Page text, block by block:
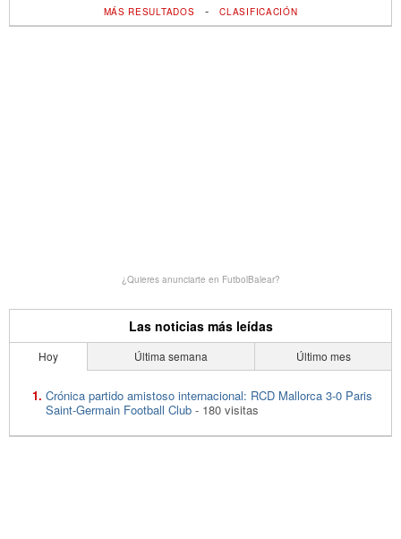
MÁS RESULTADOS -CLASIFICACIÓN
¿Quieres anunciarte en FutbolBalear?
Las noticias más leídas
Hoy Última semana Último mes
Crónica partido amistoso internacional: RCD Mallorca 3-0 Paris
Saint-Germain Football Club - 180 visitas